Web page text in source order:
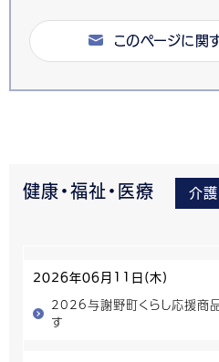
このページに関
健康・福祉・医療 介護
2026年06月11日(木)
2026与謝野町くらし応援商
す